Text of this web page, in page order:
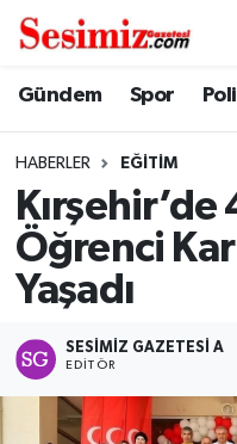
Gündem Spor
HABERLER EĞITIM
Öğrenci
Yaşadı
SESIMIZ GAZETESI A
EDITÖR
Dünya
Ekonomi
Genel
Gündem
Magazin
Nöbetçi
Hava Durumu
Namaz Vakitleri
Trafik Durumu
Süper Lig Puan
Tüm Manşetler